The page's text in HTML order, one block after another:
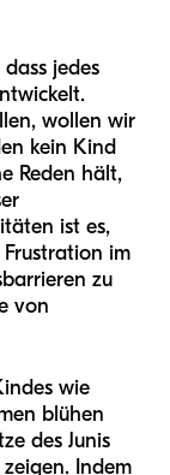
jedes
wollen wir
kein Kind
Reden hält,
ist es,
im
zu
von
wie
blühen
des Junis
Indem